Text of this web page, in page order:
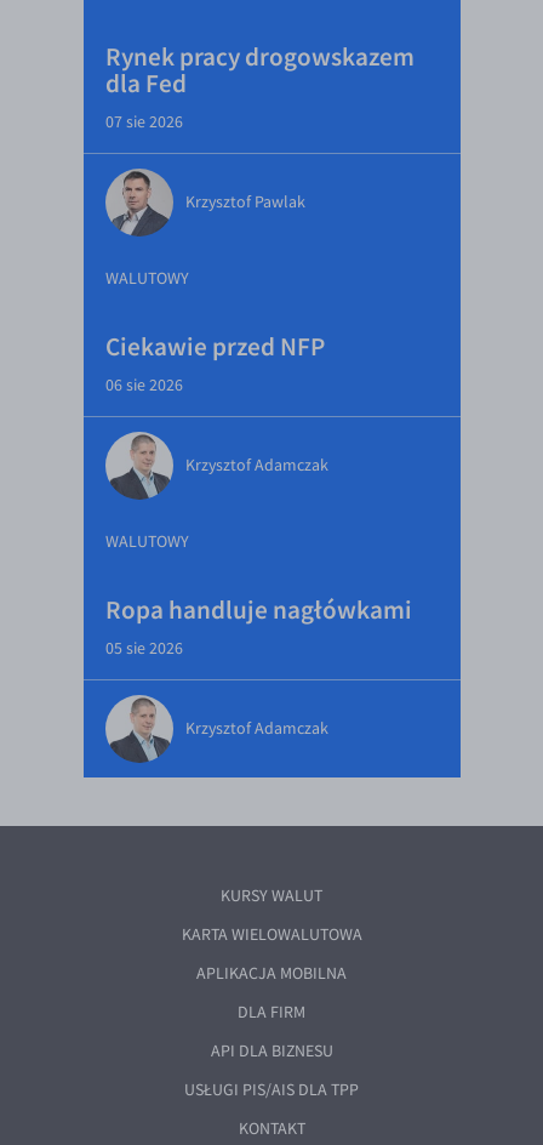
Rynek pracy drogowskazem
dla Fed
07 sie 2026
Krzysztof Pawlak
WALUTOWY
Ciekawie przed NFP
06 sie 2026
Krzysztof Adamczak
WALUTOWY
Ropa handluje nagłówkami
05 sie 2026
Krzysztof Adamczak
KURSY WALUT
KARTA WIELOWALUTOWA
APLIKACJA MOBILNA
DLA FIRM
API DLA BIZNESU
USŁUGI PIS/AIS DLA TPP
KONTAKT